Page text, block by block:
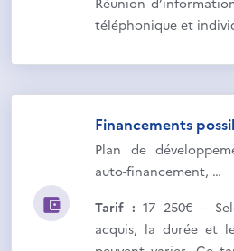
téléphonique et
Financements
Plan de
auto-financement, …
Tarif : 17 250€ –
acquis, la durée et